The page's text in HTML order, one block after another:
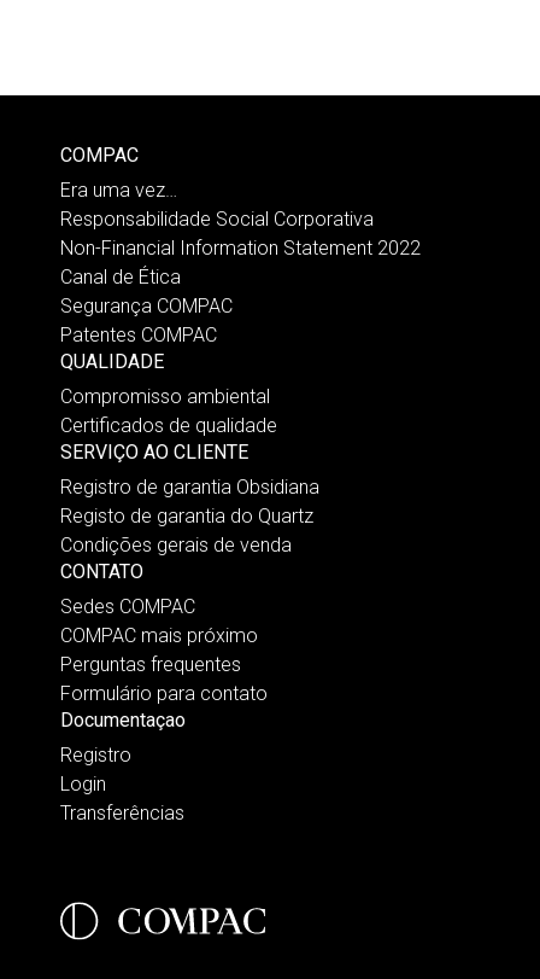
COMPAC
Era uma vez…
Responsabilidade Social Corporativa
Non-Financial Information Statement 2022
Canal de Ética
Segurança COMPAC
Patentes COMPAC
QUALIDADE
Compromisso ambiental
Certificados de qualidade
SERVIÇO AO CLIENTE
Registro de garantia Obsidiana
Registo de garantia do Quartz
Condições gerais de venda
CONTATO
Sedes COMPAC
COMPAC mais próximo
Perguntas frequentes
Formulário para contato
Documentaçao
Registro
Login
Transferências